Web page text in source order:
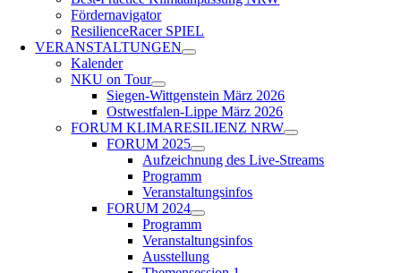
Fördernavigator
ResilienceRacer SPIEL
VERANSTALTUNGEN
Kalender
NKU on Tour
Siegen-Wittgenstein März 2026
Ost­west­falen-Lippe März 2026
FORUM KLIMARESILIENZ NRW
FORUM 2025
Aufzeichnung des Live-Streams
Programm
Veranstaltungsinfos
FORUM 2024
Programm
Veranstaltungsinfos
Ausstellung